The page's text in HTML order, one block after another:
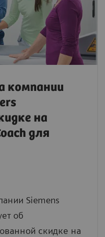
компании
на
для
Siemens
об
скидке на